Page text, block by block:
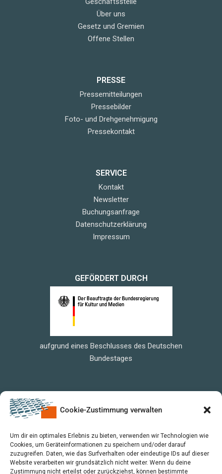
Cookie-Zustimmung verwalten
Um dir ein optimales Erlebnis zu bieten, verwenden wir Technologien wie
Cookies, um Geräteinformationen zu speichern und/oder darauf
zuzugreifen. Daten, wie das Surfverhalten oder eindeutige IDs auf dieser
Website verarbeiten wir grundsätzlich nicht weiter. Wenn du deine
Zustimmung nicht erteilst oder zurückziehst, können bestimmte
Über uns
Gesetz und Gremien
Offene Stellen
PRESSE
Pressemitteilungen
Pressebilder
Foto- und Drehgenehmigung
Pressekontakt
SERVICE
Kontakt
Newsletter
Buchungsanfrage
Datenschutzerklärung
Impressum
GEFÖRDERT DURCH
aufgrund eines Beschlusses des Deutschen
Bundestages